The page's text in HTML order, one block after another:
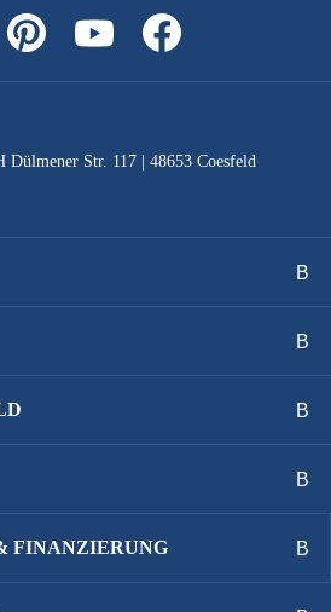
Str. 117 | 48653 Coesfeld
FINANZIERUNG